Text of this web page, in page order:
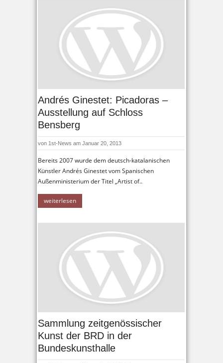
Andrés Ginestet: Picadoras –
Ausstellung auf Schloss
Bensberg
von 1st-News am Januar 20, 2013
Bereits 2007 wurde dem deutsch-katalanischen
Künstler Andrés Ginestet vom Spanischen
Außenministerium der Titel „Artist of..
weiterlesen
Sammlung zeitgenössischer
Kunst der BRD in der
Bundeskunsthalle